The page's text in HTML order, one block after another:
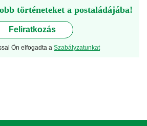
történeteket a postaládájába!
Feliratkozás
Ön elfogadta a Szabályzatunkat